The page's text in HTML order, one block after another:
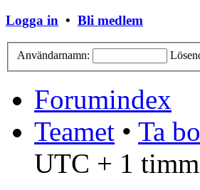
Logga in • Bli medlem
Användarnamn:
Forumindex
Teamet • Ta
UTC + 1